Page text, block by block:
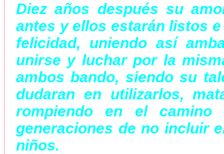
Diez años después su
antes y ellos estarán listos
felicidad, uniendo así
unirse y luchar por la
ambos bando, siendo su
dudaran en utilizarlos,
rompiendo en el camino
generaciones de no incluir
niños.